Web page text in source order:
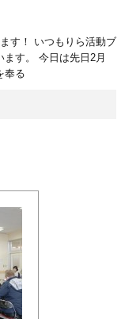
す！ いつもりら活動ブ
す。 今日は先日2月
奉る